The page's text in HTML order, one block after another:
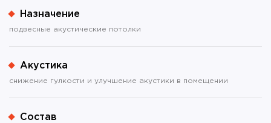
Назначение
подвесные акустические потолки
Акустика
снижение гулкости и улучшение акустики в помещении
Состав